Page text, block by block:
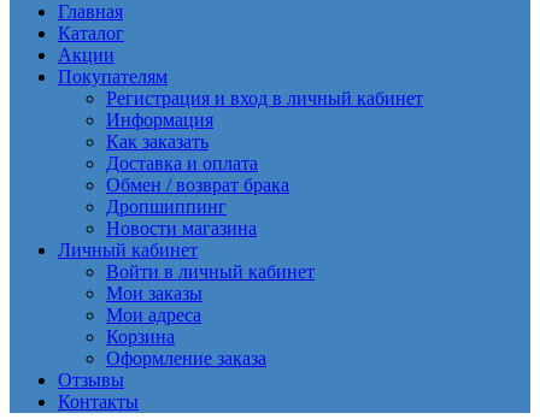
Главная
Каталог
Акции
Покупателям
Регистрация и вход в личный кабинет
Информация
Как заказать
Доставка и оплата
Обмен / возврат брака
Дропшиппинг
Новости магазина
Личный кабинет
Войти в личный кабинет
Мои заказы
Мои адреса
Корзина
Оформление заказа
Отзывы
Контакты